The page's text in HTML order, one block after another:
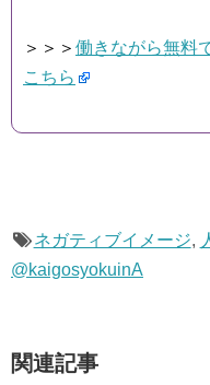
＞＞＞ 働きながら無料
こちら
ネガティブイメージ,
@kaigosyokuinA
関連記事